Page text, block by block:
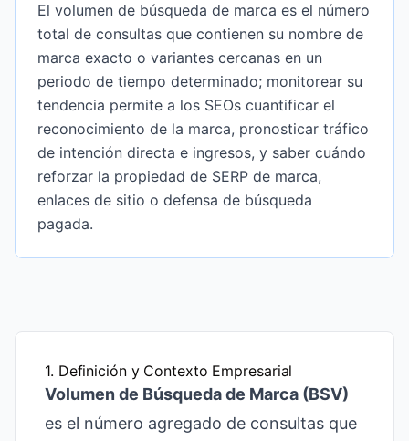
El volumen de búsqueda de marca es el número
total de consultas que contienen su nombre de
marca exacto o variantes cercanas en un
periodo de tiempo determinado; monitorear su
tendencia permite a los SEOs cuantificar el
reconocimiento de la marca, pronosticar tráfico
de intención directa e ingresos, y saber cuándo
reforzar la propiedad de SERP de marca,
enlaces de sitio o defensa de búsqueda
pagada.
1. Definición y Contexto Empresarial
Volumen de Búsqueda de Marca (BSV)
es el número agregado de consultas que